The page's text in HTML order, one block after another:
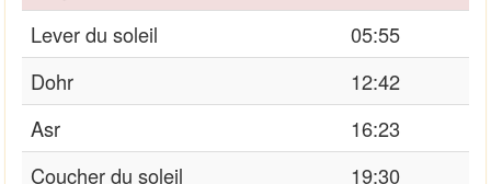
Lever du soleil
05:55
Dohr
12:42
Asr
16:23
Coucher du soleil
19:30